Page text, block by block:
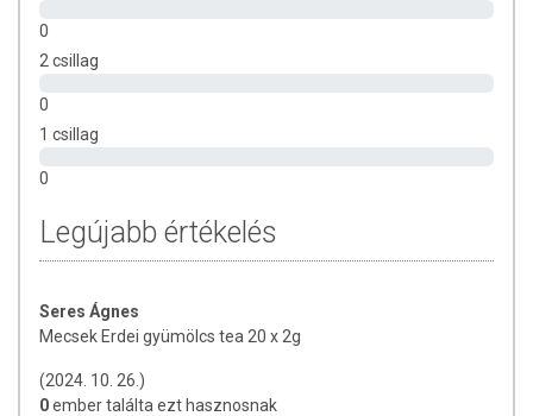
0
2 csillag
0
1 csillag
0
Legújabb értékelés
Seres Ágnes
Mecsek Erdei gyümölcs tea 20 x 2g
(2024. 10. 26.)
0ember találta ezt hasznosnak